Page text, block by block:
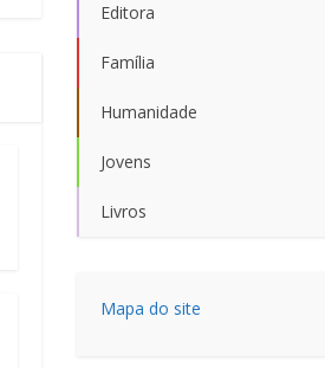
Editora
Família
Humanidade
Jovens
Livros
Mapa do site